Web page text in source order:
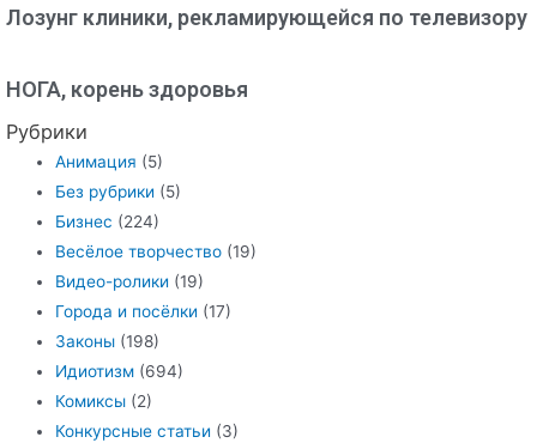
Лозунг клиники, рекламирующейся по телевизору
НОГА, корень здоровья
Рубрики
Анимация (5)
Без рубрики (5)
Бизнес (224)
Весёлое творчество (19)
Видео-ролики (19)
Города и посёлки (17)
Законы (198)
Идиотизм (694)
Комиксы (2)
Конкурсные статьи (3)